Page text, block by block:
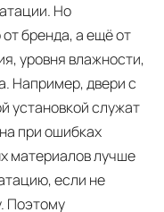
Но
бренда, а ещё от
уровня влажности,
Например, двери с
установкой служат
при ошибках
материалов лучше
если не
Поэтому